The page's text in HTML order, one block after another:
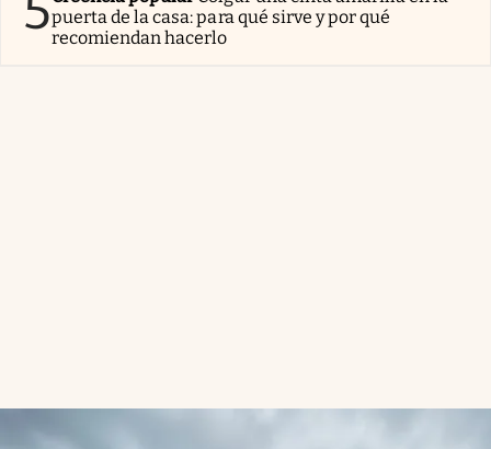
puerta de la casa: para qué sirve y por qué
recomiendan hacerlo